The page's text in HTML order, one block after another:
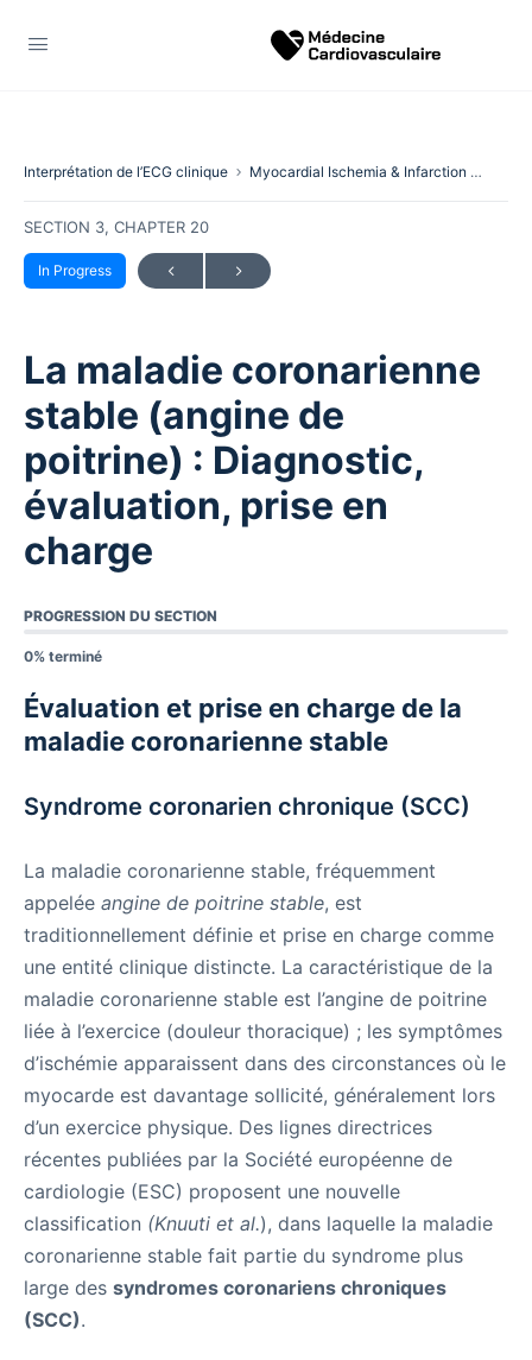
Interprétation de l’ECG clinique Myocardial Ischemia & Infarction
SECTION 3, CHAPTER 20
In Progress
La maladie coronarienne
stable (angine de
poitrine) : Diagnostic,
évaluation, prise en
charge
PROGRESSION DU SECTION
0% terminé
Évaluation et prise en charge de la
maladie coronarienne stable
Syndrome coronarien chronique (SCC)
La maladie coronarienne stable, fréquemment
appelée angine de poitrine stable, est
traditionnellement définie et prise en charge comme
une entité clinique distincte. La caractéristique de la
maladie coronarienne stable est l’angine de poitrine
liée à l’exercice (douleur thoracique) ; les symptômes
d’ischémie apparaissent dans des circonstances où le
myocarde est davantage sollicité, généralement lors
d’un exercice physique. Des lignes directrices
récentes publiées par la Société européenne de
cardiologie (ESC) proposent une nouvelle
classification (Knuuti et al.), dans laquelle la maladie
coronarienne stable fait partie du syndrome plus
large des syndromes coronariens chroniques
(SCC).